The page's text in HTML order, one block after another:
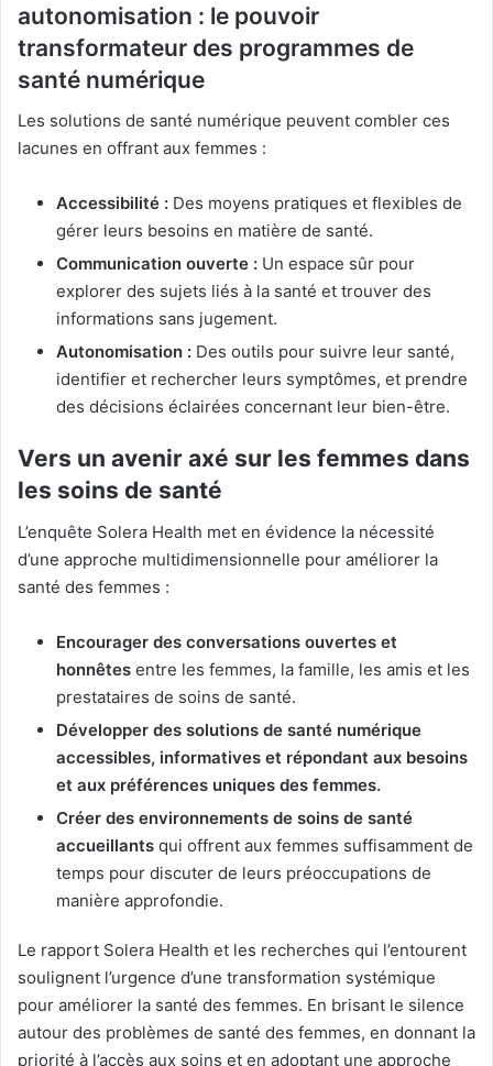
autonomisation : le pouvoir
transformateur des programmes de
santé numérique
Les solutions de santé numérique peuvent combler ces
lacunes en offrant aux femmes :
Accessibilité : Des moyens pratiques et flexibles de
gérer leurs besoins en matière de santé.
Communication ouverte : Un espace sûr pour
explorer des sujets liés à la santé et trouver des
informations sans jugement.
Autonomisation : Des outils pour suivre leur santé,
identifier et rechercher leurs symptômes, et prendre
des décisions éclairées concernant leur bien-être.
Vers un avenir axé sur les femmes dans
les soins de santé
L’enquête Solera Health met en évidence la nécessité
d’une approche multidimensionnelle pour améliorer la
santé des femmes :
Encourager des conversations ouvertes et
honnêtes entre les femmes, la famille, les amis et les
prestataires de soins de santé.
Développer des solutions de santé numérique
accessibles, informatives et répondant aux besoins
et aux préférences uniques des femmes.
Créer des environnements de soins de santé
accueillants qui offrent aux femmes suffisamment de
temps pour discuter de leurs préoccupations de
manière approfondie.
Le rapport Solera Health et les recherches qui l’entourent
soulignent l’urgence d’une transformation systémique
pour améliorer la santé des femmes. En brisant le silence
autour des problèmes de santé des femmes, en donnant la
priorité à l’accès aux soins et en adoptant une approche